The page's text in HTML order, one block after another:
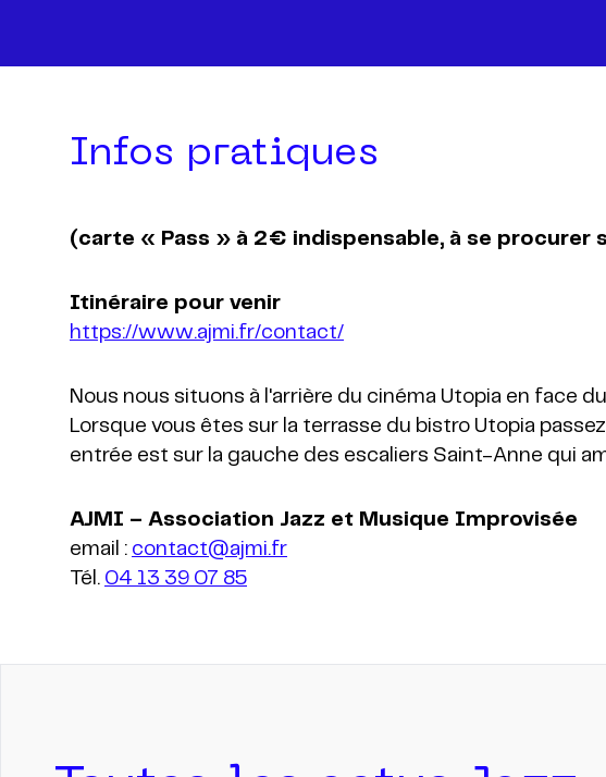
Infos pratiques
(carte « Pass » à 2€ indispensable, à se procurer
https://www.ajmi.fr/contact/
Nous nous situons à l'arrière du cinéma Utopia en face
Lorsque vous êtes sur la terrasse du bistro Utopia
email : contact@ajmi.fr
Tél. 04 13 39 07 85